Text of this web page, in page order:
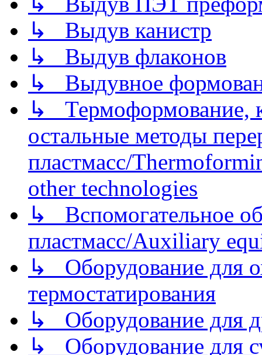
↳ Выдув канистр
↳ Выдув флаконов
↳ Выдувное
↳ Термоформование,
остальные методы
пластмасс/
other technologies
↳ Вспомогательное
пластмасс/Auxiliary
↳ Оборудование для
термостатирования
↳ Оборудование для
↳ Оборудование для